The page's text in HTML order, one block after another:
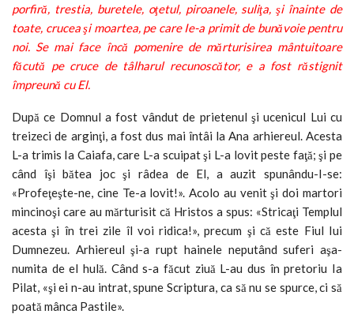
porfiră, trestia, buretele, oţetul, piroanele, suliţa, şi înainte de
toate, crucea şi moartea, pe care Ie-a primit de bunăvoie pentru
noi. Se mai face încă pomenire de mărturisirea mântuitoare
făcută pe cruce de tâlharul recunoscător, e a fost răstignit
împreună cu El.
După ce Domnul a fost vândut de pri­etenul şi ucenicul Lui cu
treizeci de arginţi, a fost dus mai întâi la Ana arhiereul. Acesta
L-a trimis Ia Caiafa, care L-a scuipat şi L-a lovit peste faţă; şi pe
când îşi bătea joc şi râdea de El, a auzit spunându-I-se:
«Profeţeşte-ne, cine Te-a lovit!». Acolo au venit şi doi martori
mincinoşi care au mărturisit că Hristos a spus: «Stricaţi Templul
acesta şi în trei zile îl voi ridica!», precum şi că este Fiul Iui
Dumnezeu. Arhiereul şi-a rupt hainele neputând suferi aşa-
numita de el hulă. Când s-a făcut ziuă L-au dus în pretoriu Ia
Pilat, «şi ei n-au intrat, spune Scriptura, ca să nu se spurce, ci să
poată mânca Pastile».